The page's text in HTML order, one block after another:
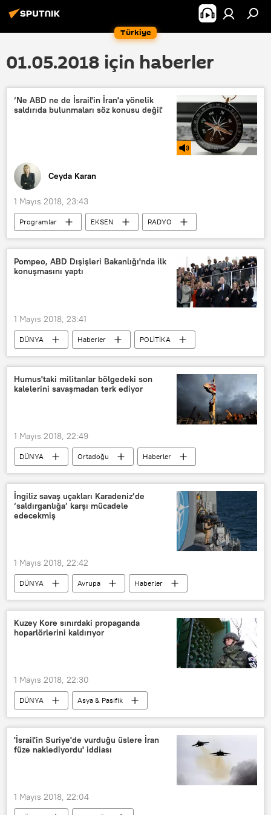
Türkiye
01.05.2018 için haberler
‘Ne ABD ne de İsrail'in İran'a yönelik
saldırıda bulunmaları söz konusu değil'
Ceyda Karan
1 Mayıs 2018, 23:43
Programlar EKSEN
RADYO
İran
ABD
İsrail
Hüseyin Bağcı
Pompeo, ABD Dışişleri Bakanlığı'nda ilk
konuşmasını yaptı
1 Mayıs 2018, 23:41
DÜNYA Haberler
POLİTİKA
ABD
Mike Pompeo
ABD Dışişleri Bakanlığı
ABD Kongresi
Humus'taki militanlar bölgedeki son
kalelerini savaşmadan terk ediyor
1 Mayıs 2018, 22:49
DÜNYA Ortadoğu
Haberler
Suriye
Humus
Hama
SANA
İngiliz savaş uçakları Karadeniz’de
‘saldırganlığa’ karşı mücadele
edecekmiş
1 Mayıs 2018, 22:42
DÜNYA Avrupa
Haberler
İngiltere
Romanya
Ruben Carlos Garcia Servert
Mihail Kogălniceanu Hava Üssü
Kuzey Kore sınırdaki propaganda
hoparlörlerini kaldırıyor
1 Mayıs 2018, 22:30
DÜNYA
Asya & Pasifik
Haberler
POLİTİKA
Kuzey Kore
Güney Kore
Kim Jong-un
Moon Jae-in
'İsrail'in Suriye'de vurduğu üslere İran
füze naklediyordu' iddiası
1 Mayıs 2018, 22:04